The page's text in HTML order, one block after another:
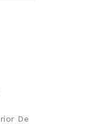
De